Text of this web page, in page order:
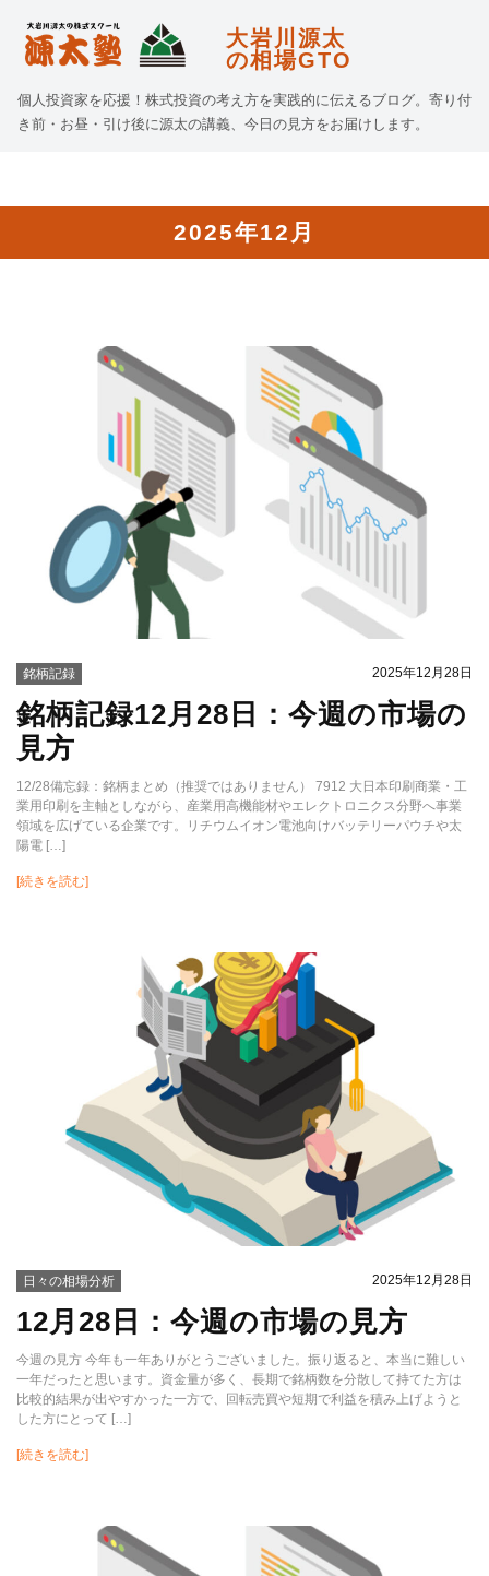
大岩川源太
の相場GTO
個人投資家を応援！株式投資の考え方を実践的に伝えるブログ。寄り付
き前・お昼・引け後に源太の講義、今日の見方をお届けします。
2025年12月
銘柄記録 2025年12月28日
銘柄記録12月28日：今週の市場の
見方
12/28備忘録：銘柄まとめ（推奨ではありません） 7912 大日本印刷商業・工
業用印刷を主軸としながら、産業用高機能材やエレクトロニクス分野へ事業
領域を広げている企業です。リチウムイオン電池向けバッテリーパウチや太
陽電 […]
[続きを読む]
日々の相場分析 2025年12月28日
12月28日：今週の市場の見方
今週の見方 今年も一年ありがとうございました。振り返ると、本当に難しい
一年だったと思います。資金量が多く、長期で銘柄数を分散して持てた方は
比較的結果が出やすかった一方で、回転売買や短期で利益を積み上げようと
した方にとって […]
[続きを読む]